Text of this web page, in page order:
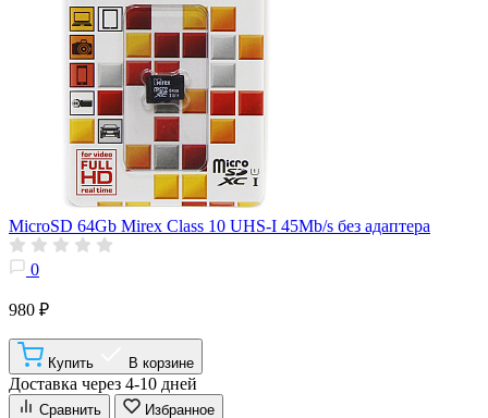
MicroSD 64Gb Mirex Class 10 UHS-I 45Mb/s без адаптера
0
980 ₽
Купить В корзине
Доставка через 4-10 дней
Сравнить Избранное